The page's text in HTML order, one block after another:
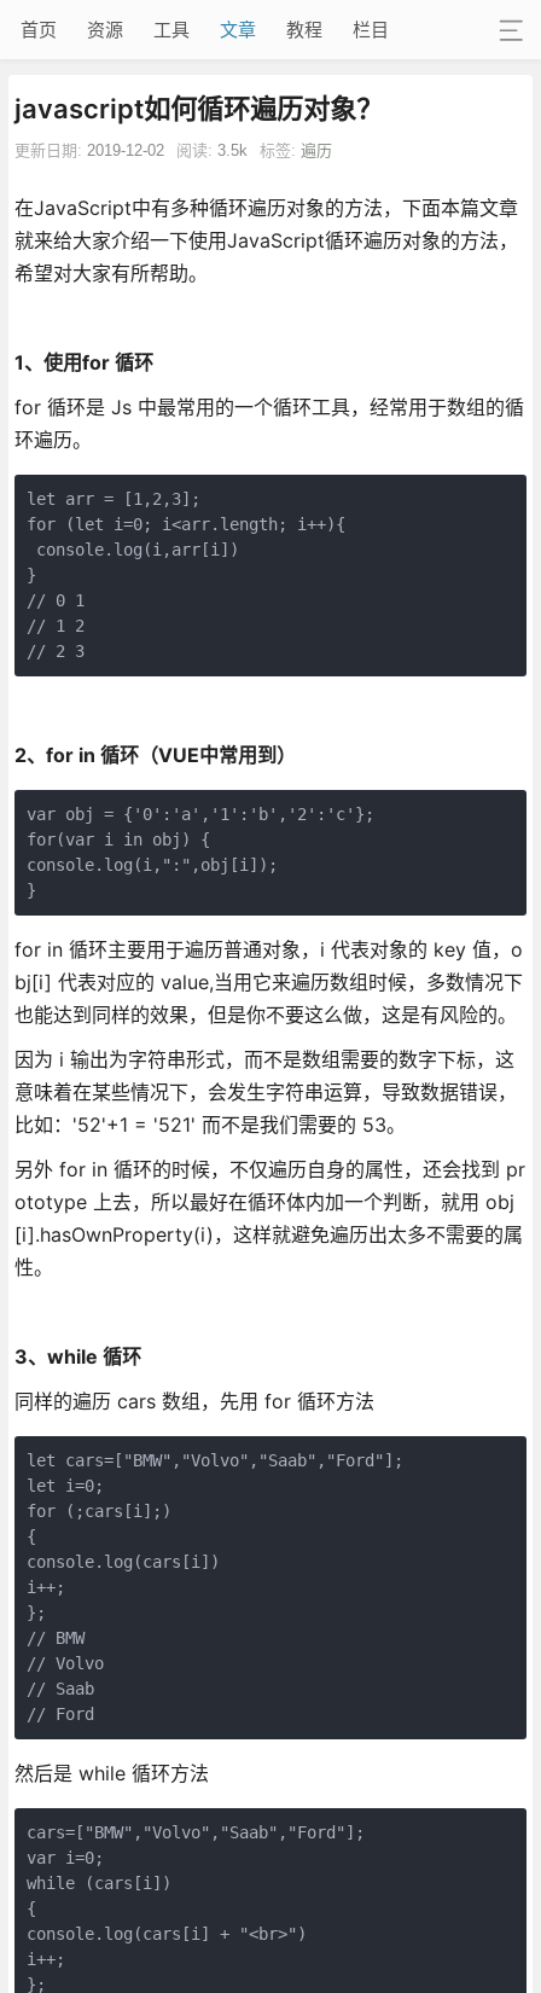
首页 资源 工具 文章 教程 栏目
javascript如何循环遍历对象？
更新日期: 2019-12-02 阅读: 3.5k 标签: 遍历
在JavaScript中有多种循环遍历对象的方法，下面本篇文章
就来给大家介绍一下使用JavaScript循环遍历对象的方法，
希望对大家有所帮助。
1、使用for 循环
for 循环是 Js 中最常用的一个循环工具，经常用于数组的循
环遍历。
let arr = [1,2,3];
for (let i=0; i<arr.length; i++){
console.log(i,arr[i])
}
// 0 1
// 1 2
// 2 3
2、for in 循环（VUE中常用到）
var obj = {'0':'a','1':'b','2':'c'};
for(var i in obj) {
console.log(i,":",obj[i]);
}
for in 循环主要用于遍历普通对象，i 代表对象的 key 值，o
bj[i] 代表对应的 value,当用它来遍历数组时候，多数情况下
也能达到同样的效果，但是你不要这么做，这是有风险的。
因为 i 输出为字符串形式，而不是数组需要的数字下标，这
意味着在某些情况下，会发生字符串运算，导致数据错误，
比如：'52'+1 = '521' 而不是我们需要的 53。
另外 for in 循环的时候，不仅遍历自身的属性，还会找到 pr
ototype 上去，所以最好在循环体内加一个判断，就用 obj
[i].hasOwnProperty(i)，这样就避免遍历出太多不需要的属
性。
3、while 循环
同样的遍历 cars 数组，先用 for 循环方法
let cars=["BMW","Volvo","Saab","Ford"];
let i=0;
for (;cars[i];)
{
console.log(cars[i])
i++;
};
// BMW
// Volvo
// Saab
// Ford
然后是 while 循环方法
cars=["BMW","Volvo","Saab","Ford"];
var i=0;
while (cars[i])
{
console.log(cars[i] + "<br>")
i++;
};